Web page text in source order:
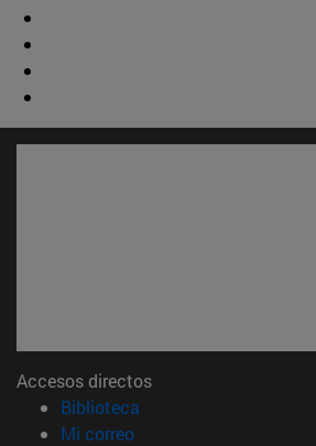
Accesos directos
Biblioteca
Mi correo(abre en nueva ventana)